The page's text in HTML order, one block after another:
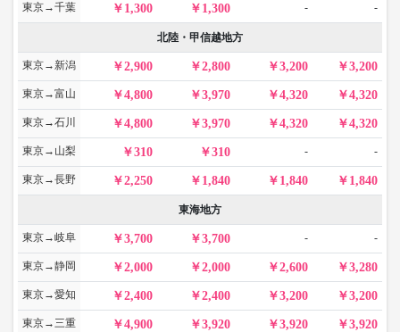
東京→千葉 1,300 1,300 - -
北陸・甲信越地方
東京→新潟 2,900 2,800 3,200 3,200
東京→富山 4,800 3,970 4,320 4,320
東京→石川 4,800 3,970 4,320 4,320
東京→山梨 310 310 - -
東京→長野 2,250 1,840 1,840 1,840
東海地方
東京→岐阜 3,700 3,700 - -
東京→静岡 2,000 2,000 2,600 3,280
東京→愛知 2,400 2,400 3,200 3,200
東京→三重 4,900 3,920 3,920 3,920